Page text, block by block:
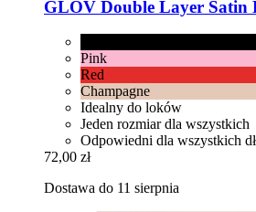
GLOV Double Layer Satin
Pink
Red
Champagne
Idealny do loków
Jeden rozmiar dla wszystkich
Odpowiedni dla wszystkich
72,00 zł
Dostawa do 11 sierpnia